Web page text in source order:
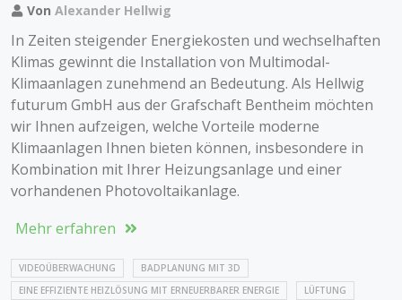
Von Alexander Hellwig
In Zeiten steigender Energiekosten und wechselhaften
Klimas gewinnt die Installation von Multimodal-
Klimaanlagen zunehmend an Bedeutung. Als Hellwig
futurum GmbH aus der Grafschaft Bentheim möchten
wir Ihnen aufzeigen, welche Vorteile moderne
Klimaanlagen Ihnen bieten können, insbesondere in
Kombination mit Ihrer Heizungsanlage und einer
vorhandenen Photovoltaikanlage.
Mehr erfahren
VIDEOÜBERWACHUNG
BADPLANUNG MIT 3D
EINE EFFIZIENTE HEIZLÖSUNG MIT ERNEUERBARER ENERGIE
LÜFTUNG